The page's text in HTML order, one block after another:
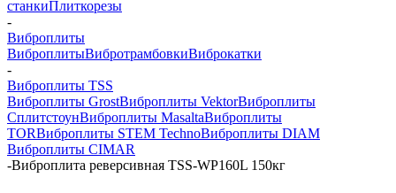
станкиПлиткорезы
-
Виброплиты
ВиброплитыВибротрамбовкиВиброкатки
-
Виброплиты TSS
Виброплиты GrostВиброплиты VektorВиброплиты
СплитстоунВиброплиты MasaltaВиброплиты
TORВиброплиты STEM TechnoВиброплиты DIAM
Виброплиты CIMAR
-Виброплита реверсивная TSS-WP160L 150кг